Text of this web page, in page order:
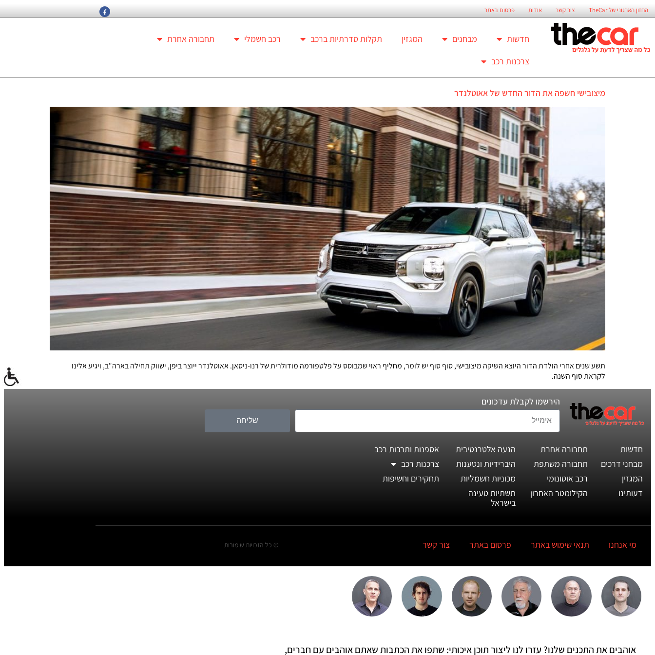
החזון הארגוני של TheCar צור קשר אודות פרסום באתר
חדשות מבחנים המגזין תקלות סדרתיות ברכב רכב חשמלי
תחבורה אחרת
צרכנות רכב
מיצובישי חשפה את הדור החדש של אאוטלנדר
תשע שנים אחרי הולדת הדור היוצא השיקה מיצובישי, סוף סוף יש לומר, מחליף ראוי שמבוסס על פלטפורמה מודולרית של רנו-ניסאן. אאוטלנדר ייוצר ביפן, ישווק תחילה בארה"ב, ויגיע אלינו
לקראת סוף השנה.
הירשמו לקבלת עדכונים
שליחה
חדשות
מבחני דרכים
המגזין
דעותינו
תחבורה אחרת
תחבורה משתפת
רכב אוטונומי
הקילומטר האחרון
הנעה אלטרנטיבית
היברידיות ונטענות
מכוניות חשמליות
תשתיות טעינה
בישראל
אספנות ותרבות רכב
צרכנות רכב
תחקירים וחשיפות
מי אנחנו תנאי שימוש באתר פרסום באתר צור קשר © כל הזכויות שומורות
אוהבים את התכנים שלנו? עזרו לנו ליצור תוכן איכותי: שתפו את הכתבות שאתם אוהבים עם חברים,